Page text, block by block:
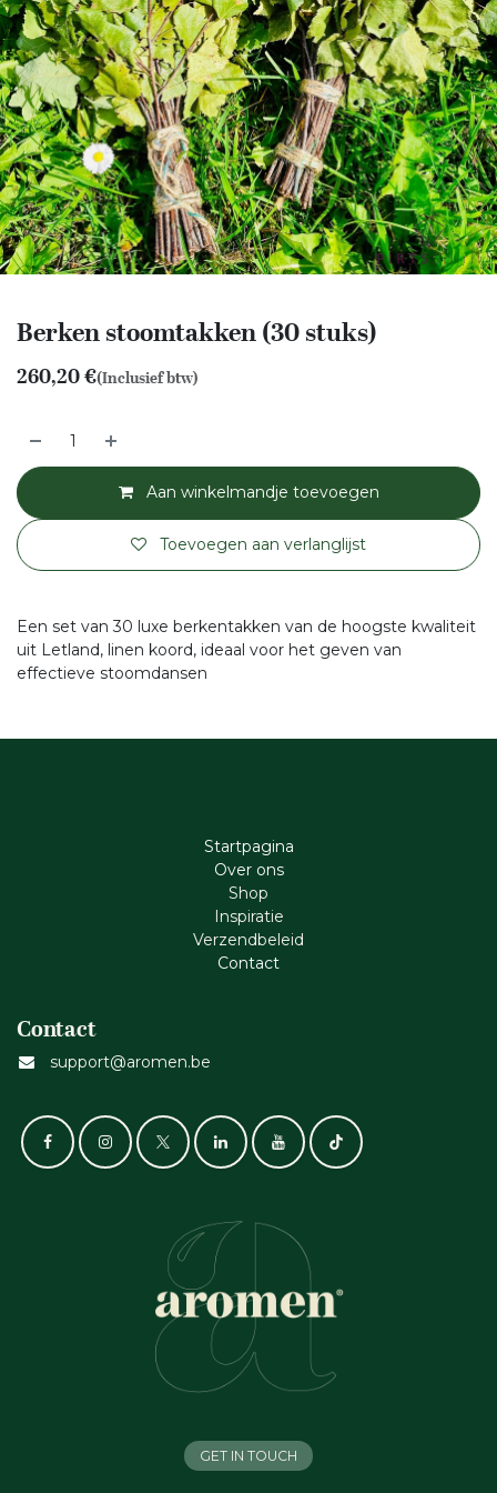
Berken stoomtakken (30 stuks)
260,20€(Inclusief btw)
Aan winkelmandje toevoegen
Toevoegen aan verlanglijst
Een set van 30 luxe berkentakken van de hoogste kwaliteit
uit Letland, linen koord, ideaal voor het geven van
effectieve stoomdansen
Startpagina
Ove​r​ ons
Shop
Inspiratie
Verzendbeleid
Cont​act
Contact
support@aromen.be
GET IN TOUCH